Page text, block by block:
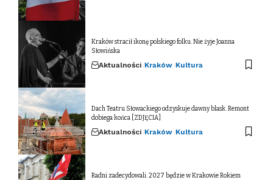
Kraków stracił ikonę polskiego folku. Nie żyje Joanna
Słowińska
Aktualności Kraków Kultura
Dach Teatru Słowackiego odzyskuje dawny blask. Remont
dobiega końca [ZDJĘCIA]
Aktualności Kraków Kultura
Radni zadecydowali. 2027 będzie w Krakowie Rokiem